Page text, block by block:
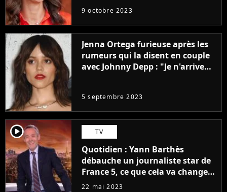
9 octobre 2023
Jenna Ortega furieuse après les
rumeurs qui la disent en couple
avec Johnny Depp : "Je n'arrive
5 septembre 2023
player2 TV
Quotidien : Yann Barthès
débauche un journaliste star de
France 5, ce que cela va changer
à la rentrée
22 mai 2023